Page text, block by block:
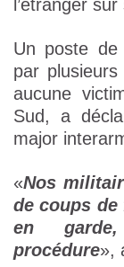
l’étranger
Un poste de
par
aucune
Sud, a
major
«Nos
de coups de
en
procédure»,